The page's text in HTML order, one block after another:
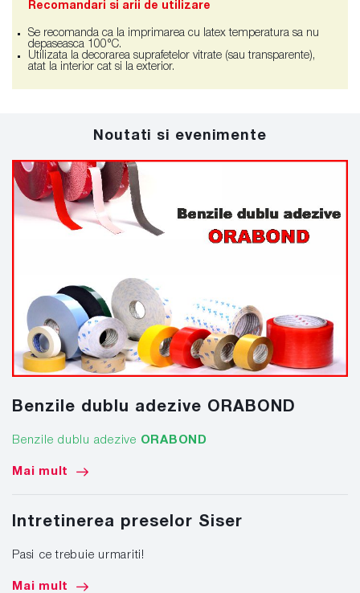
Recomandari si arii de utilizare
Se recomanda ca la imprimarea cu latex temperatura sa nu
depaseasca 100°C.
Utilizata la decorarea suprafetelor vitrate (sau transparente),
atat la interior cat si la exterior.
Noutati si evenimente
Benzile dublu adezive ORABOND
Benzile dublu adezive ORABOND
Mai mult
Intretinerea preselor Siser
Pasi ce trebuie urmariti!
Mai mult